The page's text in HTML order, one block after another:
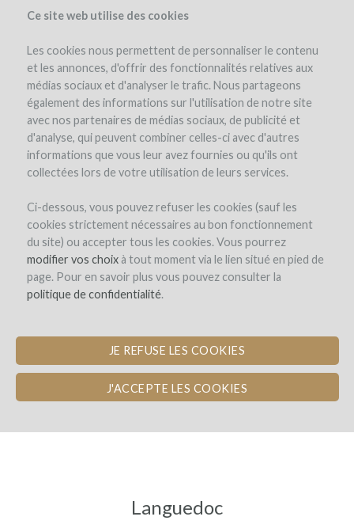
Ce site web utilise des cookies
Les cookies nous permettent de personnaliser le contenu
et les annonces, d'offrir des fonctionnalités relatives aux
médias sociaux et d'analyser le trafic. Nous partageons
également des informations sur l'utilisation de notre site
avec nos partenaires de médias sociaux, de publicité et
d'analyse, qui peuvent combiner celles-ci avec d'autres
informations que vous leur avez fournies ou qu'ils ont
collectées lors de votre utilisation de leurs services.
Ci-dessous, vous pouvez refuser les cookies (sauf les
cookies strictement nécessaires au bon fonctionnement
du site) ou accepter tous les cookies. Vous pourrez
modifier vos choixà tout moment via le lien situé en pied de
page. Pour en savoir plus vous pouvez consulter la
politique de confidentialité.
JE REFUSE LES COOKIES
J'ACCEPTE LES COOKIES
Rejoignez l'aventure du vin !
proposent d'investir dans leurs projets
sélectionnés parnotre comité d'experts.
Soutenez le projet de votre choix
financement innovants, spécialement
imaginés pour les amateurs de vin.
Languedoc